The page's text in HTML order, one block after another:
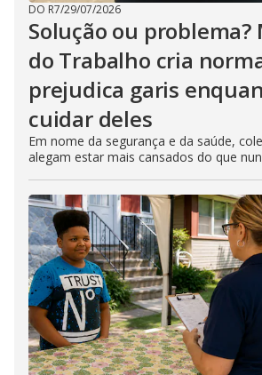
DO R7/29/07/2026
Solução ou
do Trabalho cria
prejudica garis
cuidar deles
Em nome da segurança e da saúde,
alegam estar mais cansados do que